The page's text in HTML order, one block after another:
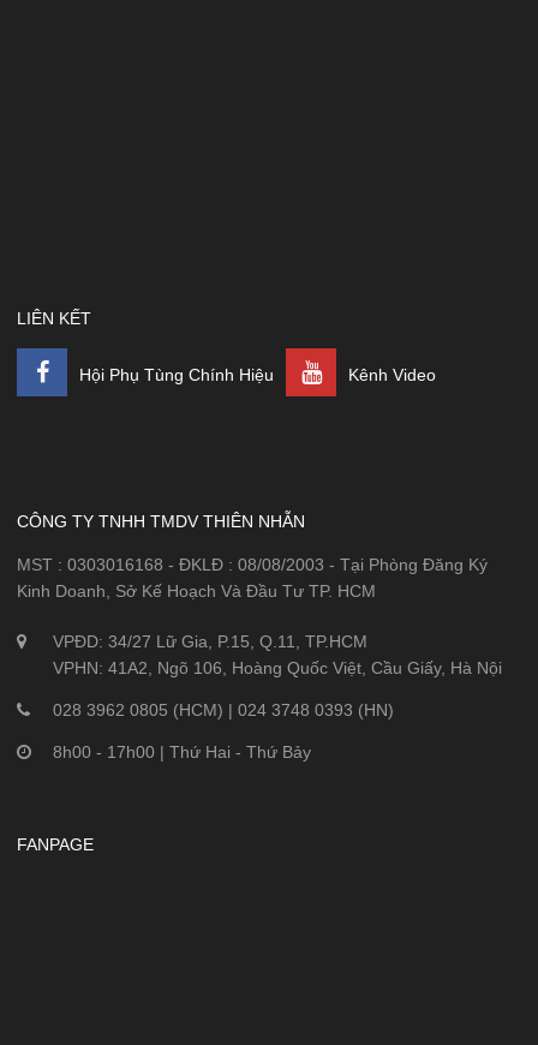
LIÊN KẾT
Hội Phụ Tùng Chính Hiệu Kênh Video
CÔNG TY TNHH TMDV THIÊN NHẪN
MST : 0303016168 - ĐKLĐ : 08/08/2003 - Tại Phòng Đăng Ký
Kinh Doanh, Sở Kế Hoạch Và Đầu Tư TP. HCM
VPĐD: 34/27 Lữ Gia, P.15, Q.11, TP.HCM
VPHN: 41A2, Ngõ 106, Hoàng Quốc Việt, Cầu Giấy, Hà Nội
028 3962 0805 (HCM) | 024 3748 0393 (HN)
8h00 - 17h00 | Thứ Hai - Thứ Bảy
FANPAGE